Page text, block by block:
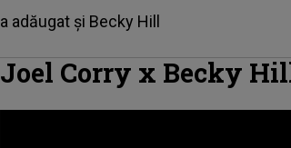
a adăugat și Becky Hill
Joel Corry x Becky